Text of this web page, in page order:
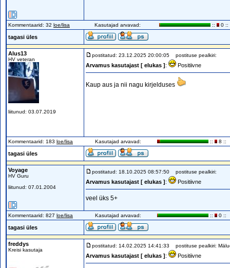
Kommentaarid: 32 loe/lisa Kasutajad arvavad: :: 0 ::
tagasi üles
Alus13
HV veteran
liitunud: 03.07.2019
postitatud: 23.12.2025 20:00:05 postituse pealkiri:
Arvamus kasutajast [ elukas ]: Positiivne
Kaup aus ja nii nagu kirjelduses
Kommentaarid: 183 loe/lisa Kasutajad arvavad: :: 8 ::
tagasi üles
Voyage
HV Guru
liitunud: 07.01.2004
postitatud: 18.10.2025 08:57:50 postituse pealkiri:
Arvamus kasutajast [ elukas ]: Positiivne
veel üks 5+
Kommentaarid: 827 loe/lisa Kasutajad arvavad: :: 0 ::
tagasi üles
freddys
Kreisi kasutaja
postitatud: 14.02.2025 14:41:33 postituse pealkiri:
Arvamus kasutajast [ elukas ]: Positiivne